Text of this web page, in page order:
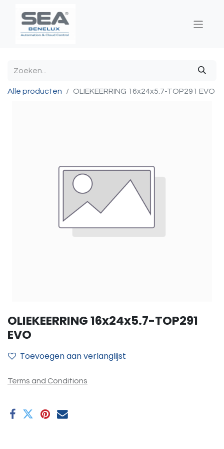
Alle producten OLIEKEERRING 16x24x5.7-TOP291 EVO
OLIEKEERRING 16x24x5.7-TOP291
EVO
Toevoegen aan verlanglijst
Terms and Conditions